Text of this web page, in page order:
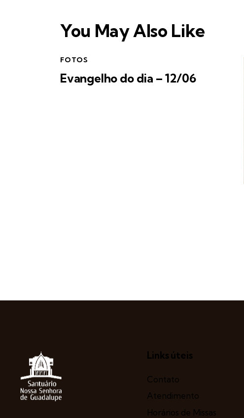
You May Also Like
FOTOS
Evangelho do dia – 12/06
Links úteis
Contato
Atendimento
Horários de Missas